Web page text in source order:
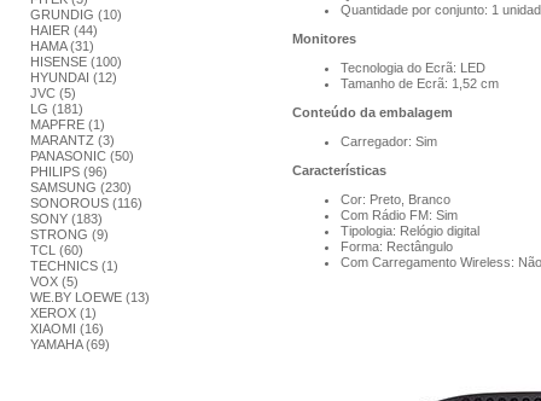
GRUNDIG (10)
HAIER (44)
HAMA (31)
HISENSE (100)
HYUNDAI (12)
JVC (5)
LG (181)
MAPFRE (1)
MARANTZ (3)
PANASONIC (50)
PHILIPS (96)
SAMSUNG (230)
SONOROUS (116)
SONY (183)
STRONG (9)
TCL (60)
TECHNICS (1)
VOX (5)
WE.BY LOEWE (13)
XEROX (1)
XIAOMI (16)
YAMAHA (69)
Quantidade por conjunto: 1
Monitores
Tecnologia do Ecrã: LED
Tamanho de Ecrã: 1,52 cm
Conteúdo da embalagem
Carregador: Sim
Características
Cor: Preto, Branco
Com Rádio FM: Sim
Tipologia: Relógio digital
Forma: Rectângulo
Com Carregamento Wireless: Não